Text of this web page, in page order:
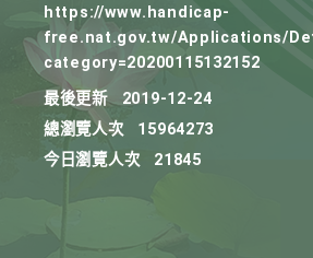
https://www.handicap-
free.nat.gov.tw/Applications/
category=20200115132152
最後更新
2019-12-24
總瀏覽人次
15964273
今日瀏覽人次
21845